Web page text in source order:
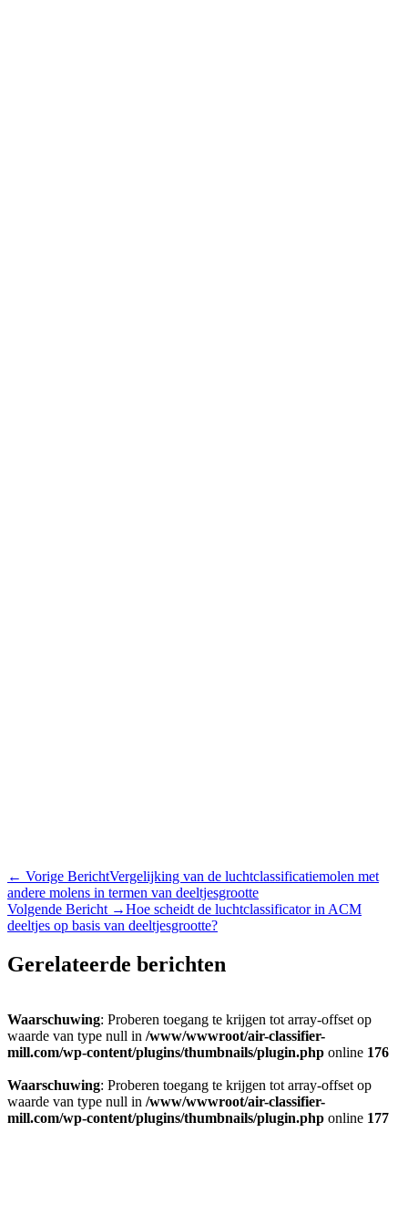
← Vorige BerichtVergelijking van de luchtclassificatiemolen met
andere molens in termen van deeltjesgrootte
Volgende Bericht →Hoe scheidt de luchtclassificator in ACM
deeltjes op basis van deeltjesgrootte?
Gerelateerde berichten
Waarschuwing: Proberen toegang te krijgen tot array-offset op
waarde van type null in /www/wwwroot/air-classifier-
mill.com/wp-content/plugins/thumbnails/plugin.php online 176
Waarschuwing: Proberen toegang te krijgen tot array-offset op
waarde van type null in /www/wwwroot/air-classifier-
mill.com/wp-content/plugins/thumbnails/plugin.php online 177